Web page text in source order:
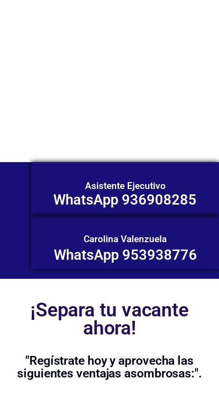
Asistente Ejecutivo
WhatsApp 936908285
Carolina Valenzuela
WhatsApp 953938776
¡Separa tu vacante
ahora!
"Regístrate hoy y aprovecha las
siguientes ventajas asombrosas:".